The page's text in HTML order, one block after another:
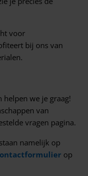
voor
bij ons van
we je graag!
van
vragen pagina.
namelijk op
op